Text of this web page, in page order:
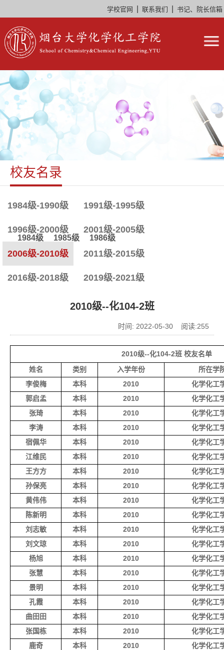
学校官网 联系我们 书记、院长信箱
校友名录
1984级-1990级
1984级 1985级 1986级
1991级-1995级
1996级-2000级 2001级-2005级
2006级-2010级 2011级-2015级
2016级-2018级 2019级-2021级
2010级--化104-2班
时间: 2022-05-30 阅读:255
2010级--化104-2班 校友名单
姓名
类别 入学年份
所在学
李俊梅
本科 2010
化学化工
郭启孟
本科 2010
化学化工
张琦
本科 2010
化学化工
李涛
本科 2010
化学化工
宿佩华
本科 2010
化学化工
江维民
本科 2010
化学化工
王方方
本科 2010
化学化工
孙保亮
本科 2010
化学化工
黄伟伟
本科 2010
化学化工
陈新明
本科 2010
化学化工
刘志敏
本科 2010
化学化工
刘文琼
本科 2010
化学化工
杨旭
本科 2010
化学化工
张慧
本科 2010
化学化工
景明
本科 2010
化学化工
孔霞
本科 2010
化学化工
曲田田
本科 2010
化学化工
张国栋
本科 2010
化学化工
鹿奇
本科 2010
化学化工